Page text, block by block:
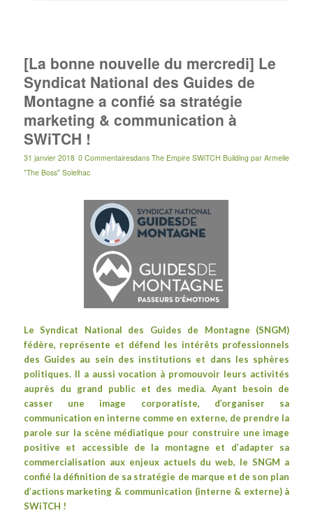
[La bonne nouvelle du mercredi] Le
Syndicat National des Guides de
Montagne a confié sa stratégie
marketing & communication à
SWiTCH !
31 janvier 2018 0 Commentairesdans The Empire SWiTCH Building par Armelle
"The Boss" Solelhac
LeSyndicat National des Guides de Montagne (SNGM)
fédère, représente et défend les intérêts professionnels
des Guides au sein des institutions et dans les sphères
politiques. Il a aussi vocation à promouvoir leurs activités
auprès du grand public et des media. Ayant besoin de
casser une image corporatiste, d’organiser sa
communication en interne comme en externe, de prendre la
parole sur la scène médiatique pour construire une image
positive et accessible de la montagne et d’adapter sa
commercialisation aux enjeux actuels du web, le SNGM a
confié la définition de sa stratégie de marque et de son plan
d’actions marketing & communication (interne & externe) à
SWiTCH !